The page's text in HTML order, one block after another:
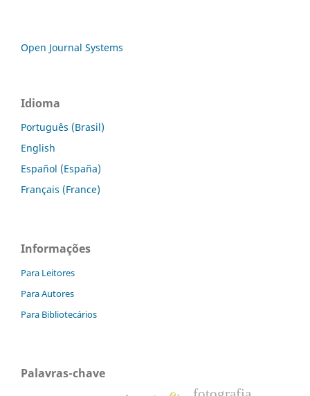
Open Journal Systems
Idioma
Português (Brasil)
English
Español (España)
Français (France)
Informações
Para Leitores
Para Autores
Para Bibliotecários
Palavras-chave